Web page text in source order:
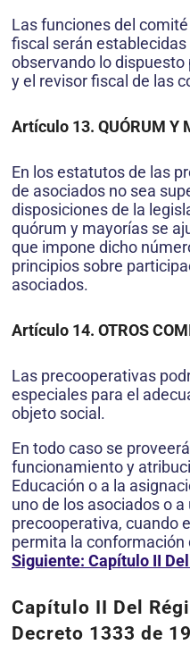
Las funciones del
fiscal serán
observando lo
y el revisor fiscal de las
Artículo 13. QUÓRUM Y
En los estatutos de las
de asociados no sea
disposiciones de la
quórum y mayorías se
que impone dicho
principios sobre
asociados.
Artículo 14. OTROS
Las precooperativas
especiales para el
objeto social.
En todo caso se
funcionamiento y
Educación o a la
uno de los asociados o a
precooperativa, cuando
permita la conformación
Siguiente: Capítulo II
Capítulo II Del
Decreto 1333 de